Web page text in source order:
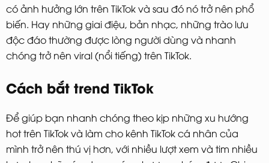
có ảnh hưởng lớn trên TikTok và sau đó nó trở nên phổ
biến. Hay những giai điệu, bản nhạc, những trào lưu
độc đáo thường được lòng người dùng và nhanh
chóng trở nên viral (nổi tiếng) trên TikTok.
Cách bắt trend TikTok
Để giúp bạn nhanh chóng theo kịp những xu hướng
hot trên TikTok và làm cho kênh TikTok cá nhân của
mình trở nên thú vị hơn, với nhiều lượt xem và tim nhiều